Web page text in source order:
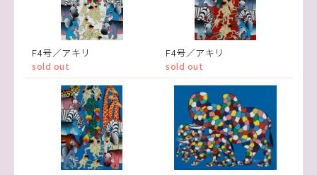
F4号／アキリ
sold out
F4号／アキリ
sold out